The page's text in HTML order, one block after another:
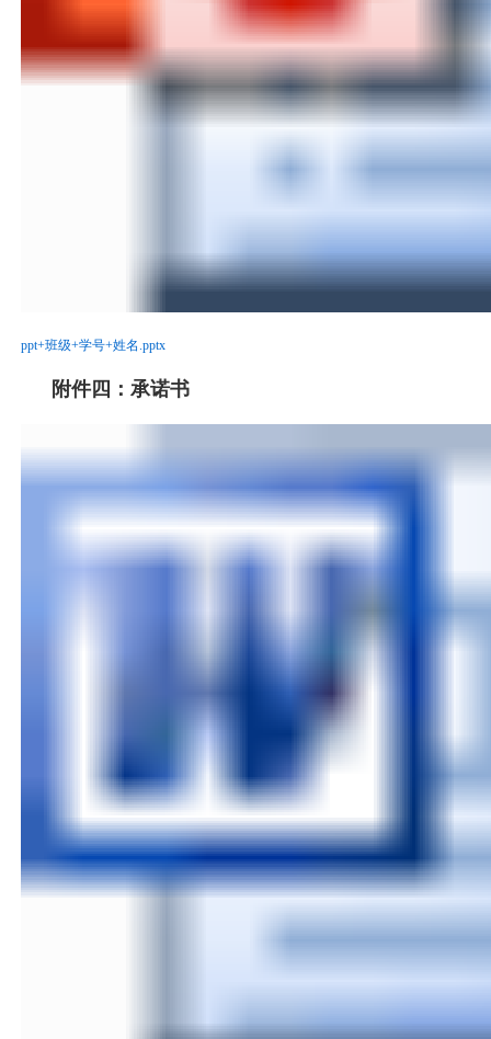
ppt+班级+学号+姓名.pptx
附件四：承诺书